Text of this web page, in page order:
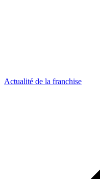
Actualité de la franchise